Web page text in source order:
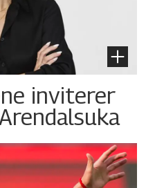
inviterer